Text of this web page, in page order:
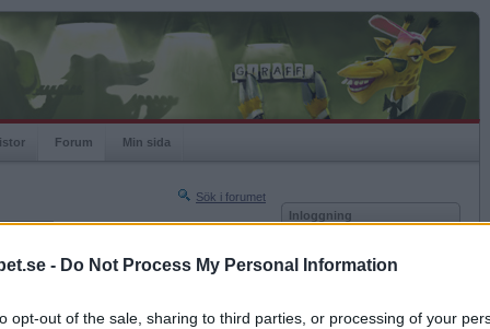
- Do Not Process My Personal Information
opt-out of the sale, sharing to third parties, or processing of your
Forum Min sida
Sök i forumet
Nästa sida »
Inloggning
Kom ihåg mig